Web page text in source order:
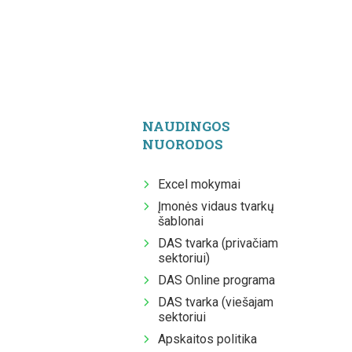
NAUDINGOS
NUORODOS
Excel mokymai
Įmonės vidaus tvarkų
šablonai
DAS tvarka (privačiam
sektoriui)
DAS Online programa
DAS tvarka (viešajam
sektoriui
Apskaitos politika